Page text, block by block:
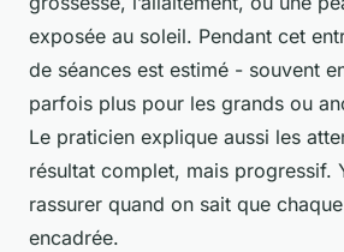
exposée au soleil. Pendant cet
de séances est estimé - souvent
parfois plus pour les grands ou
Le praticien explique aussi les
résultat complet, mais progressif.
rassurer quand on sait que
encadrée.